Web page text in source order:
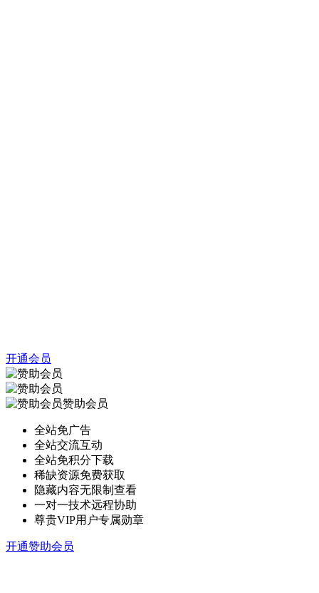
开通会员
赞助会员
全站免广告
全站交流互动
全站免积分下载
稀缺资源免费获取
隐藏内容无限制查看
一对一技术远程协助
尊贵VIP用户专属勋章
开通赞助会员